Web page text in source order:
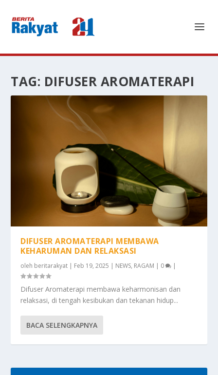
TAG: DIFUSER AROMATERAPI
DIFUSER AROMATERAPI MEMBAWA
KEHARUMAN DAN RELAKSASI
oleh beritarakyat | Feb 19, 2025 | NEWS, RAGAM | 0 |
Difuser Aromaterapi membawa keharmonisan dan
relaksasi, di tengah kesibukan dan tekanan hidup...
BACA SELENGKAPNYA